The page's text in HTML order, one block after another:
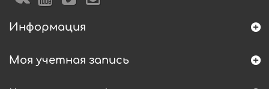
Информация
Моя учетная запись